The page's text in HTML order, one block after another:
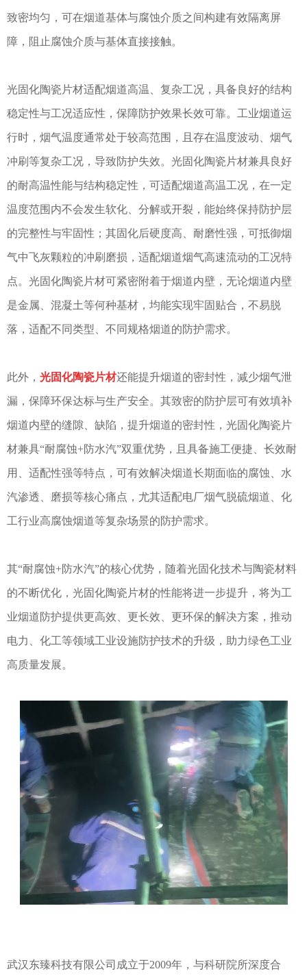
致密均匀，可在烟道基体与腐蚀介质之间构建有效隔离屏
障，阻止腐蚀介质与基体直接接触。
光固化陶瓷片材适配烟道高温、复杂工况，具备良好的结构
稳定性与工况适应性，保障防护效果长效可靠。工业烟道运
行时，烟气温度通常处于较高范围，且存在温度波动、烟气
冲刷等复杂工况，导致防护失效。光固化陶瓷片材兼具良好
的耐高温性能与结构稳定性，可适配烟道高温工况，在一定
温度范围内不会发生软化、分解或开裂，能始终保持防护层
的完整性与牢固性；其固化后硬度高、耐磨性强，可抵御烟
气中飞灰颗粒的冲刷磨损，适配烟道烟气高速流动的工况特
点。光固化陶瓷片材可紧密附着于烟道内壁，无论烟道内壁
是金属、混凝土等何种基材，均能实现牢固贴合，不易脱
落，适配不同类型、不同规格烟道的防护需求。
此外， 光固化陶瓷片材还能提升烟道的密封性，减少烟气泄
漏，保障环保达标与生产安全。其致密的防护层可有效填补
烟道内壁的缝隙、缺陷，提升烟道的密封性，光固化陶瓷片
材兼具“耐腐蚀+防水汽”双重优势，且具备施工便捷、长效耐
用、适配性强等特点，可有效解决烟道长期面临的腐蚀、水
汽渗透、磨损等核心痛点，尤其适配电厂烟气脱硫烟道、化
工行业高腐蚀烟道等复杂场景的防护需求。
其“耐腐蚀+防水汽”的核心优势，随着光固化技术与陶瓷材料
的不断优化，光固化陶瓷片材的性能将进一步提升，将为工
业烟道防护提供更高效、更长效、更环保的解决方案，推动
电力、化工等领域工业设施防护技术的升级，助力绿色工业
高质量发展。
武汉东臻科技有限公司成立于2009年，与科研院所深度合